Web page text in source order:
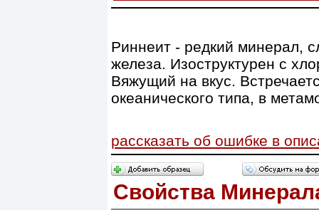
Риннеит - редкий минерал,
железа. Изоструктурен с
Вяжущий на вкус.
океанического типа, в
рассказать об ошибке в
Свойства